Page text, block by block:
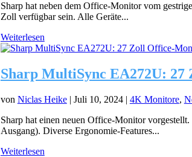
Sharp hat neben dem Office-Monitor vom
Zoll verfügbar sein. Alle Geräte...
Weiterlesen
Sharp MultiSync EA272U:
von Niclas Heike| Juli 10, 2024| 4K Monitore,
Sharp hat einen neuen Office-Monitor
Ausgang). Diverse Ergonomie-Features...
Weiterlesen